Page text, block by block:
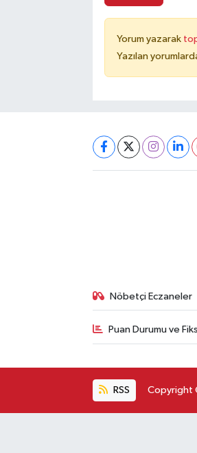
Yorum yazarak
Yazılan
Nöbetçi Eczaneler
Puan Durumu ve
RSS Copyright